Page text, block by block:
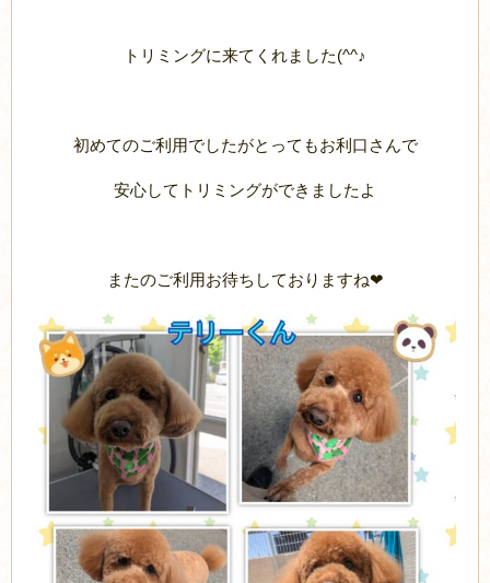
トリミングに来てくれました(^^♪
初めてのご利用でしたがとってもお利口さんで
安心してトリミングができましたよ
またのご利用お待ちしておりますね❤